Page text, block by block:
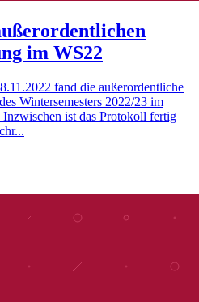
im WS22
fand die außerordentliche
Wintersemesters 2022/23 im
Inzwischen ist das Protokoll fertig